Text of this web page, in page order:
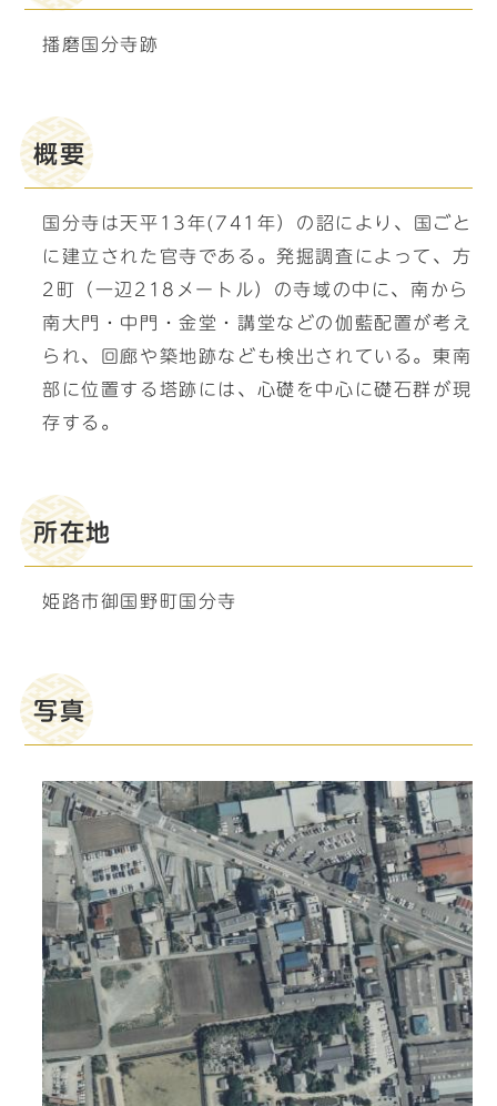
播磨国分寺跡
概要
国分寺は天平13年(741年）の詔により、国ごと
に建立された官寺である。発掘調査によって、方
2町（一辺218メートル）の寺域の中に、南から
南大門・中門・金堂・講堂などの伽藍配置が考え
られ、回廊や築地跡なども検出されている。東南
部に位置する塔跡には、心礎を中心に礎石群が現
存する。
所在地
姫路市御国野町国分寺
写真